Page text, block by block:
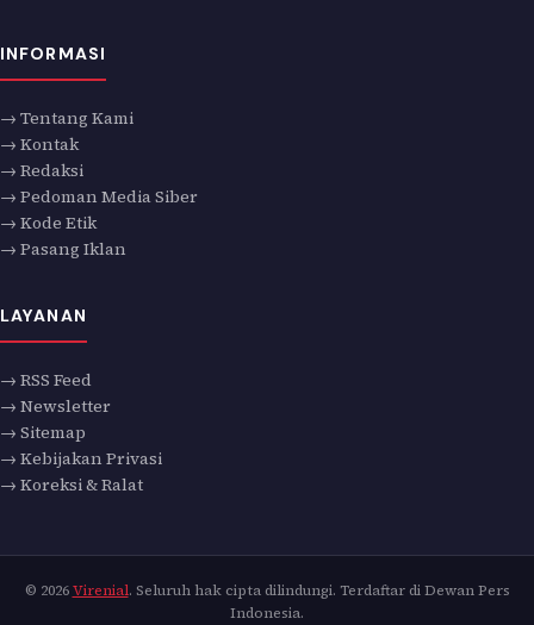
INFORMASI
→ Tentang Kami
→ Kontak
→ Redaksi
→ Pedoman Media Siber
→ Kode Etik
→ Pasang Iklan
LAYANAN
→ RSS Feed
→ Newsletter
→ Sitemap
→ Kebijakan Privasi
→ Koreksi & Ralat
© 2026Virenial. Seluruh hak cipta dilindungi. Terdaftar di Dewan Pers
Indonesia.